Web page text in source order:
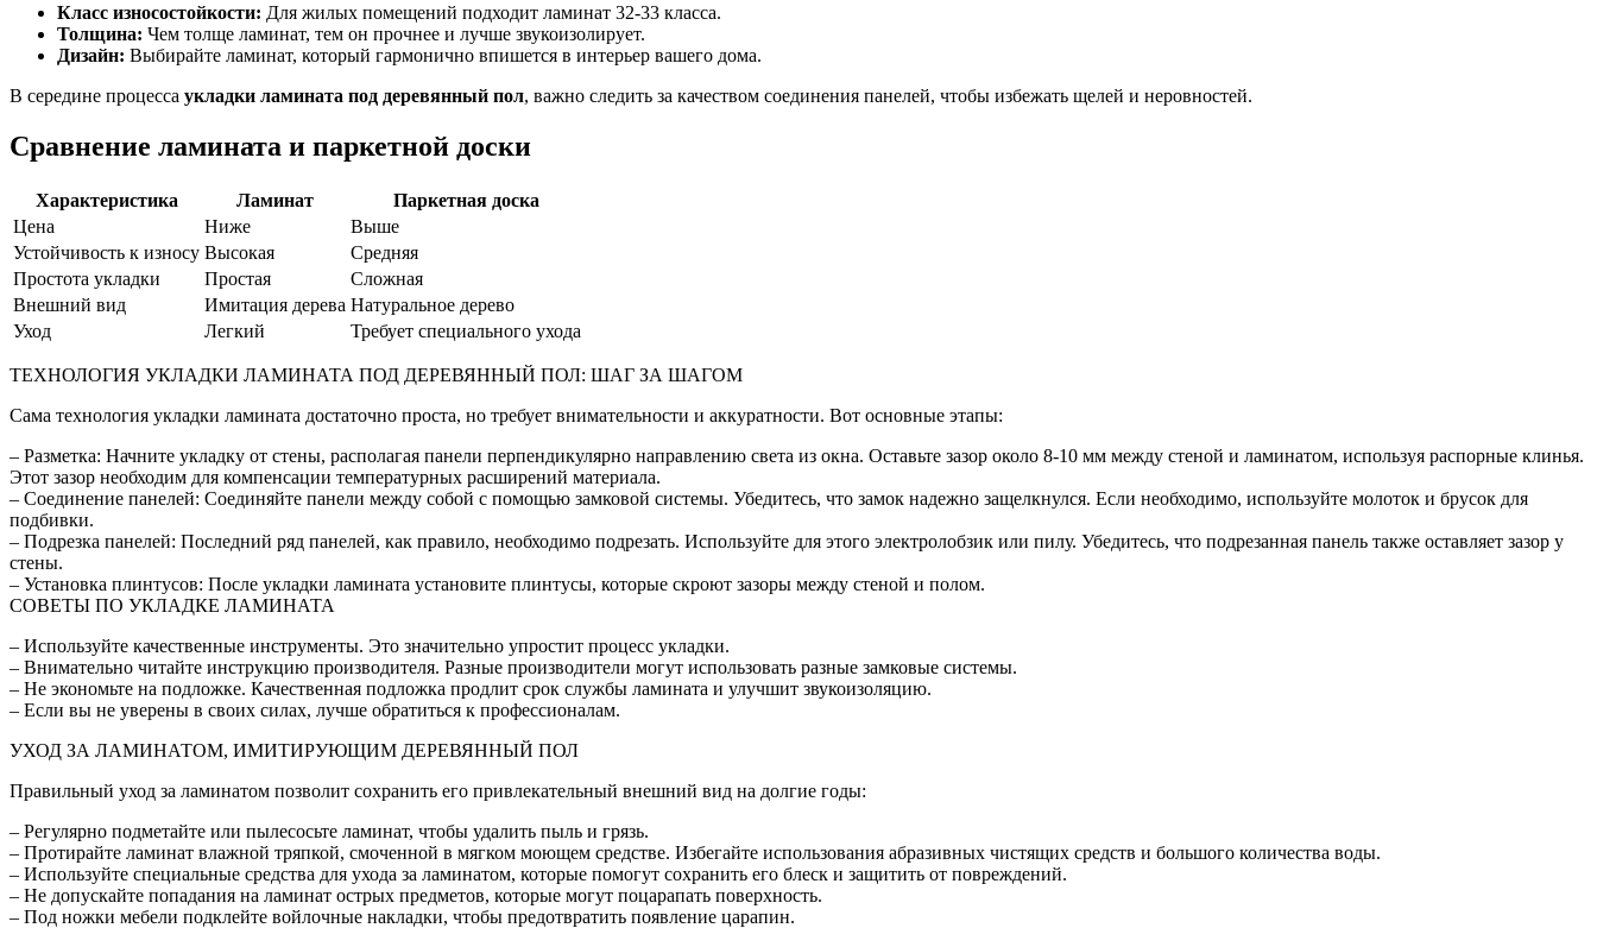
Класс износостойкости: Для жилых помещений подходит ламинат 32-33 класса.
Толщина: Чем толще ламинат, тем он прочнее и лучше звукоизолирует.
Дизайн: Выбирайте ламинат, который гармонично впишется в интерьер вашего дома.
В середине процесса укладки ламината под деревянный пол, важно следить за качеством соединения панелей, чтобы избежать щелей и неровностей.
Сравнение ламината и паркетной доски
Характеристика Ламинат
Паркетная доска
Цена
Ниже
Выше
Устойчивость к износу Высокая
Средняя
Простота укладки
Простая
Сложная
Внешний вид
Имитация дерева Натуральное дерево
Уход
Легкий Требует специального ухода
ТЕХНОЛОГИЯ УКЛАДКИ ЛАМИНАТА ПОД ДЕРЕВЯННЫЙ ПОЛ: ШАГ ЗА ШАГОМ
Сама технология укладки ламината достаточно проста, но требует внимательности и аккуратности. Вот основные этапы:
– Разметка: Начните укладку от стены, располагая панели перпендикулярно направлению света из окна. Оставьте зазор около 8-10 мм между стеной и ламинатом, используя распорные клинья.
Этот зазор необходим для компенсации температурных расширений материала.
– Соединение панелей: Соединяйте панели между собой с помощью замковой системы. Убедитесь, что замок надежно защелкнулся. Если необходимо, используйте молоток и брусок для
подбивки.
– Подрезка панелей: Последний ряд панелей, как правило, необходимо подрезать. Используйте для этого электролобзик или пилу. Убедитесь, что подрезанная панель также оставляет зазор у
стены.
– Установка плинтусов: После укладки ламината установите плинтусы, которые скроют зазоры между стеной и полом.
СОВЕТЫ ПО УКЛАДКЕ ЛАМИНАТА
– Используйте качественные инструменты. Это значительно упростит процесс укладки.
– Внимательно читайте инструкцию производителя. Разные производители могут использовать разные замковые системы.
– Не экономьте на подложке. Качественная подложка продлит срок службы ламината и улучшит звукоизоляцию.
– Если вы не уверены в своих силах, лучше обратиться к профессионалам.
УХОД ЗА ЛАМИНАТОМ, ИМИТИРУЮЩИМ ДЕРЕВЯННЫЙ ПОЛ
Правильный уход за ламинатом позволит сохранить его привлекательный внешний вид на долгие годы:
– Регулярно подметайте или пылесосьте ламинат, чтобы удалить пыль и грязь.
– Протирайте ламинат влажной тряпкой, смоченной в мягком моющем средстве. Избегайте использования абразивных чистящих средств и большого количества воды.
– Используйте специальные средства для ухода за ламинатом, которые помогут сохранить его блеск и защитить от повреждений.
– Не допускайте попадания на ламинат острых предметов, которые могут поцарапать поверхность.
– Под ножки мебели подклейте войлочные накладки, чтобы предотвратить появление царапин.